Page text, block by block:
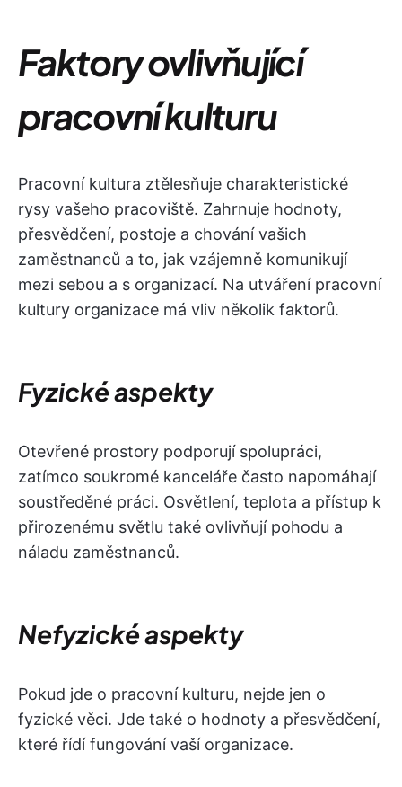
Faktory ovlivňující
pracovní kulturu
Pracovní kultura ztělesňuje charakteristické
rysy vašeho pracoviště. Zahrnuje hodnoty,
přesvědčení, postoje a chování vašich
zaměstnanců a to, jak vzájemně komunikují
mezi sebou a s organizací. Na utváření pracovní
kultury organizace má vliv několik faktorů.
Fyzické aspekty
Otevřené prostory podporují spolupráci,
zatímco soukromé kanceláře často napomáhají
soustředěné práci. Osvětlení, teplota a přístup k
přirozenému světlu také ovlivňují pohodu a
náladu zaměstnanců.
Nefyzické aspekty
Pokud jde o pracovní kulturu, nejde jen o
fyzické věci. Jde také o hodnoty a přesvědčení,
které řídí fungování vaší organizace.